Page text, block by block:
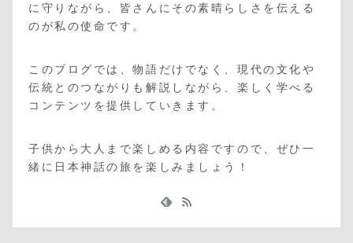
に守りながら、皆さんにその素晴らしさを伝える
のが私の使命です。
このブログでは、物語だけでなく、現代の文化や
伝統とのつながりも解説しながら、楽しく学べる
コンテンツを提供していきます。
子供から大人まで楽しめる内容ですので、ぜひ一
緒に日本神話の旅を楽しみましょう！